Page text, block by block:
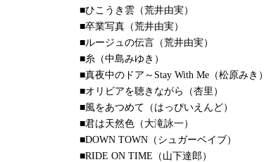
■ひこうき雲（荒井由実）
■卒業写真（荒井由実）
■ルージュの伝言（荒井由実）
■糸（中島みゆき）
■真夜中のドア～Stay With Me（松原みき）
■オリビアを聴きながら（杏里）
■風をあつめて（はっぴいえんど）
■君は天然色（大滝詠一）
■DOWN TOWN（シュガーベイブ）
■RIDE ON TIME（山下達郎）